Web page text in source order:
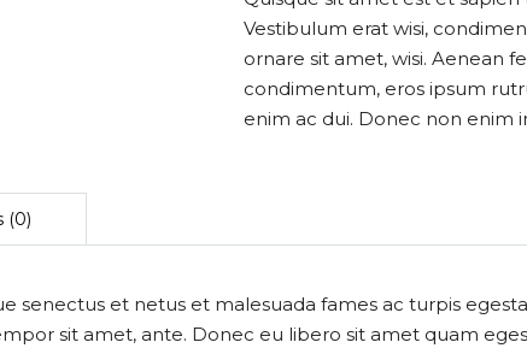
Vestibulum erat wisi,
ornare sit amet, wisi. Aenean
condimentum, eros ipsum
enim ac dui. Donec non enim
senectus et netus et malesuada fames ac turpis
sit amet, ante. Donec eu libero sit amet quam